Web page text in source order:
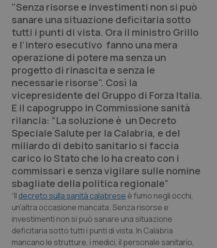
QS Pro
Professionisti Sanitari.AI
Abruzzo
Basilicata
Calabria
Campania
Emilia-Romagna
Friuli Venezia Giulia
Lazio
Liguria
QS Pro Gold
Artrite & artrosi
Asma & BPCO
Car-T
Colesterolo & coronaropatie
Dermatite Atopica
Diabete & glucometri
Disturbi dell’umore
QS Club Newsletter
"Senza risorse e investimenti non si può
sanare una situazione deficitaria sotto
tutti i punti di vista. Ora il ministro Grillo
e l’intero esecutivo fanno una mera
operazione di potere ma senza un
progetto di rinascita e senza le
necessarie risorse". Così la
vicepresidente del Gruppo di Forza Italia.
E il capogruppo in Commissione sanità
rilancia: “La soluzione è un Decreto
Speciale Salute per la Calabria, e del
miliardo di debito sanitario si faccia
carico lo Stato che lo ha creato con i
commissari e senza vigilare sulle nomine
sbagliate della politica regionale”
“Il decreto sulla sanità calabrese è fumo negli occhi,
un’altra occasione mancata. Senza risorse e
investimenti non si può sanare una situazione
deficitaria sotto tutti i punti di vista. In Calabria
mancano le strutture, i medici, il personale sanitario,